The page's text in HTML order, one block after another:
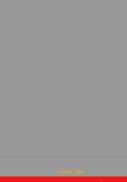
محل تبلیغات: